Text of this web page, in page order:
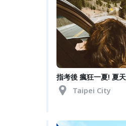
指考後 瘋狂一夏! 夏
Taipei City